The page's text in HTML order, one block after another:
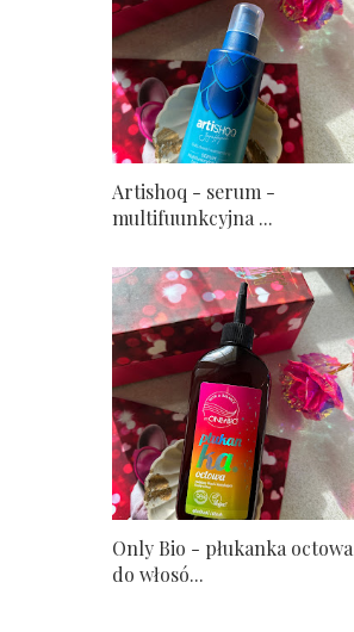
Artishoq - serum -
multifuunkcyjna ...
Only Bio - płukanka octowa
do włosó...